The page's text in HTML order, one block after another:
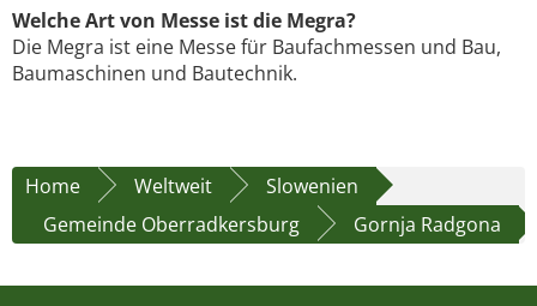
Welche Art von Messe ist die Megra?
Die Megra ist eine Messe für Baufachmessen und Bau,
Baumaschinen und Bautechnik.
Home Weltweit
Slowenien
Gemeinde Oberradkersburg
Gornja Radgona